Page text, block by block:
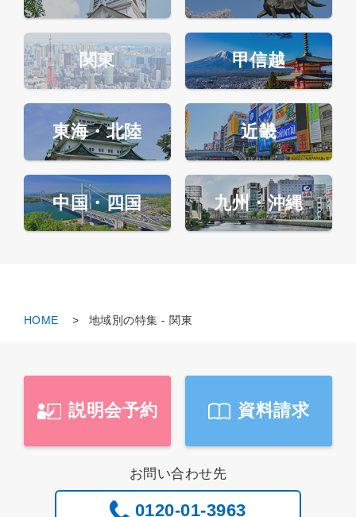
関東 甲信越
東海・北陸 近畿
中国・四国 九州・沖縄
HOME 地域別の特集 - 関東
説明会予約 資料請求
お問い合わせ先
0120-01-3963